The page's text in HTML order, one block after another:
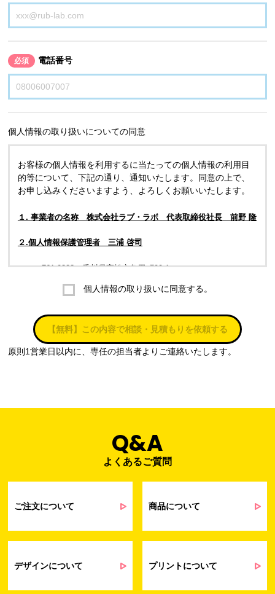
必須 電話番号
個人情報の取り扱いについての同意
お客様の個人情報を利用するに当たっての個人情報の利用目
的等について、下記の通り、通知いたします。同意の上で、
お申し込みくださいますよう、よろしくお願いいたします。
１. 事業者の名称 株式会社ラブ・ラボ 代表取締役社長 前野 隆
２.個人情報保護管理者 三浦 啓司
〒761-0323 香川県高松市亀田町90-1
株式会社ラブ・ラボ
電話：087-847-2000
電子メール：info@rub-lab.com
正当な事業遂行の範囲内で利用いたします。
個人情報の利用目的
会員管理業務
当社通信販売における受発注業務のため
るアンケート等の収集・分析・統計のため
せ業務に関するお取引先様との業務連絡や
契約・請求等の一連の手続きのため
提供するサービス（サポート業務を含む）
個人情報の取り扱いに同意する。
【無料】この内容で相談・見積もりを依頼する
原則1営業日以内に、専任の担当者よりご連絡いたします。
Q&A
よくあるご質問
ご注文について 商品について
デザインについて プリントについて